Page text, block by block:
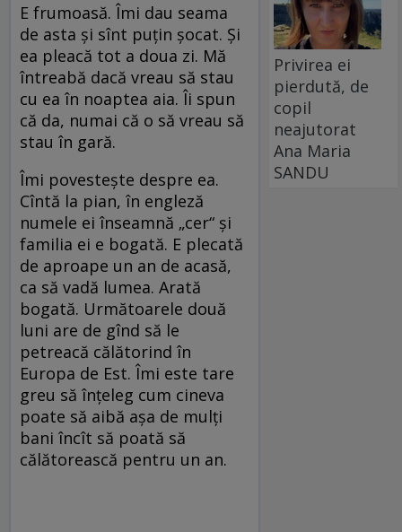
E frumoasă. Îmi dau seama
de asta şi sînt puţin şocat. Şi
ea pleacă tot a doua zi. Mă
întreabă dacă vreau să stau
cu ea în noaptea aia. Îi spun
că da, numai că o să vreau să
stau în gară.
Îmi povesteşte despre ea.
Cîntă la pian, în engleză
numele ei înseamnă „cer“ şi
familia ei e bogată. E plecată
de aproape un an de acasă,
ca să vadă lumea. Arată
bogată. Următoarele două
luni are de gînd să le
petreacă călătorind în
Europa de Est. Îmi este tare
greu să înţeleg cum cineva
poate să aibă aşa de mulţi
bani încît să poată să
călătorească pentru un an.
Privirea ei
pierdută, de
copil
neajutorat
Ana Maria
SANDU